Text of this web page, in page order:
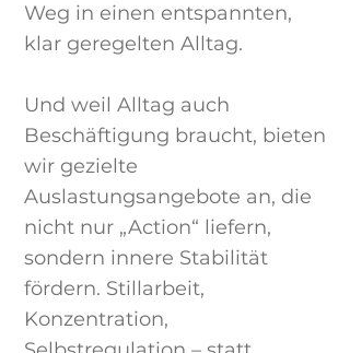
Weg in einen entspannten,
klar geregelten Alltag.
Und weil Alltag auch
Beschäftigung braucht, bieten
wir gezielte
Auslastungsangebote an, die
nicht nur „Action“ liefern,
sondern innere Stabilität
fördern. Stillarbeit,
Konzentration,